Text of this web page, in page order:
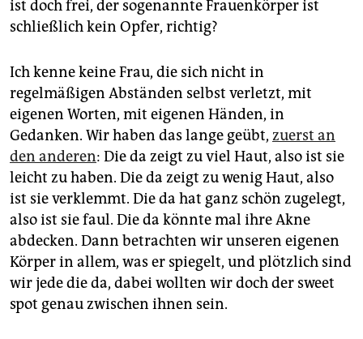
ist doch frei, der sogenannte Frauenkörper ist
schließlich kein Opfer, richtig?
Ich kenne keine Frau, die sich nicht in
regelmäßigen Abständen selbst verletzt, mit
eigenen Worten, mit eigenen Händen, in
Gedanken. Wir haben das lange geübt, zuerst an
den anderen: Die da zeigt zu viel Haut, also ist sie
leicht zu haben. Die da zeigt zu wenig Haut, also
ist sie verklemmt. Die da hat ganz schön zugelegt,
also ist sie faul. Die da könnte mal ihre Akne
abdecken. Dann betrachten wir unseren eigenen
Körper in allem, was er spiegelt, und plötzlich sind
wir jede die da, dabei wollten wir doch der sweet
spot genau zwischen ihnen sein.